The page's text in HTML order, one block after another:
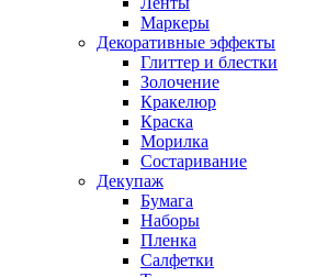
Маркеры
Декоративные эффекты
Глиттер и блестки
Золочение
Кракелюр
Краска
Морилка
Состаривание
Декупаж
Бумага
Наборы
Пленка
Салфетки